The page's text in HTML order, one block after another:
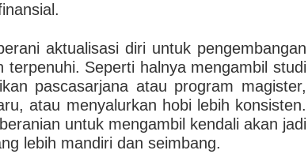
aktualisasi diri untuk pengembangan
Seperti halnya mengambil studi
pascasarjana atau program magister,
atau menyalurkan hobi lebih konsisten.
untuk mengambil kendali akan jadi
lebih mandiri dan seimbang.